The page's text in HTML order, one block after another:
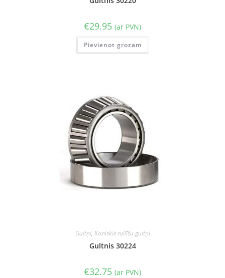
€29.95 (ar PVN)
Pievienot grozam
Gultņi, Koniskie rullīšu gultņi
Gultnis 30224
€32.75 (ar PVN)